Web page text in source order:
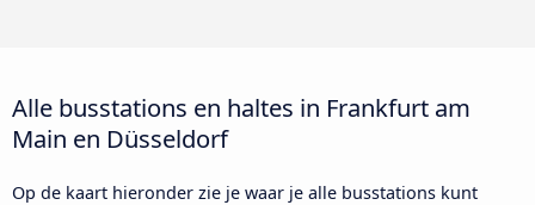
Alle busstations en haltes in Frankfurt am
Main en Düsseldorf
Op de kaart hieronder zie je waar je alle busstations kunt